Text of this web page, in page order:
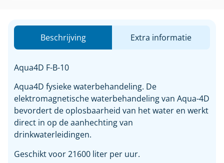
Beschrijving Extra informatie
Aqua4D F-B-10
Aqua4D fysieke waterbehandeling. De
elektromagnetische waterbehandeling van Aqua-4D
bevordert de oplosbaarheid van het water en werkt
direct in op de aanhechting van
drinkwaterleidingen.
Geschikt voor 21600 liter per uur.